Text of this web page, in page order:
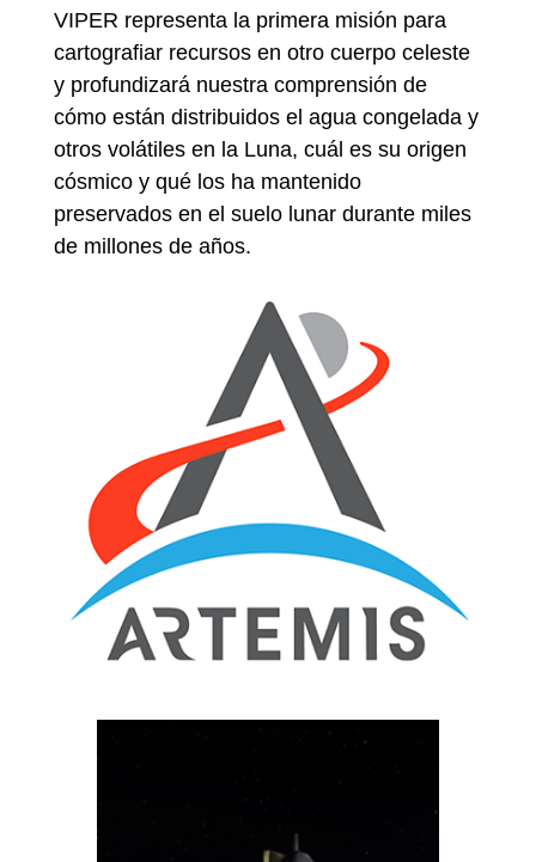
VIPER representa la primera misión para
cartografiar recursos en otro cuerpo celeste
y profundizará nuestra comprensión de
cómo están distribuidos el agua congelada y
otros volátiles en la Luna, cuál es su origen
cósmico y qué los ha mantenido
preservados en el suelo lunar durante miles
de millones de años.